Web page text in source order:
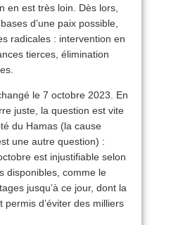
en est très loin. Dès lors,
d’une paix possible,
radicales : intervention en
tierces, élimination
le 7 octobre 2023. En
juste, la question est vite
du Hamas (la cause
une autre question) :
est injustifiable selon
disponibles, comme le
jusqu’à ce jour, dont la
permis d’éviter des milliers